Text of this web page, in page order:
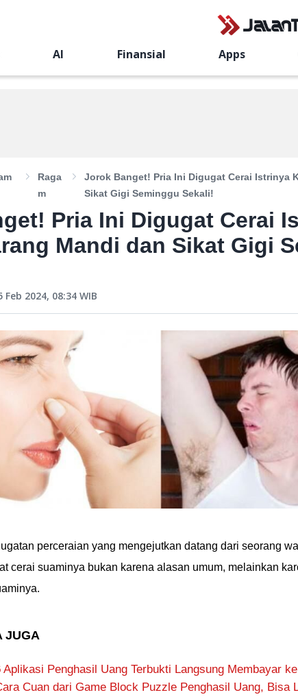
AI Finansial Apps
Raga
M
Jorok Banget! Pria Ini Digugat Cerai Istrinya
Sikat Gigi Seminggu Sekali!
Pria Ini Digugat Cerai
Mandi dan Sikat Gigi
Feb 2024, 08:34 WIB
perceraian yang mengejutkan datang dari seorang
cerai suaminya bukan karena alasan umum, melainkan
JUGA
Aplikasi Penghasil Uang Terbukti Langsung Membayar
Cuan dari Game Block Puzzle Penghasil Uang, Bisa